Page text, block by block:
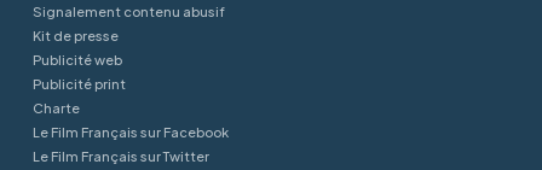
Signalement contenu abusif
Kit de presse
Publicité web
Publicité print
Charte
Le Film Français sur Facebook
Le Film Français sur Twitter